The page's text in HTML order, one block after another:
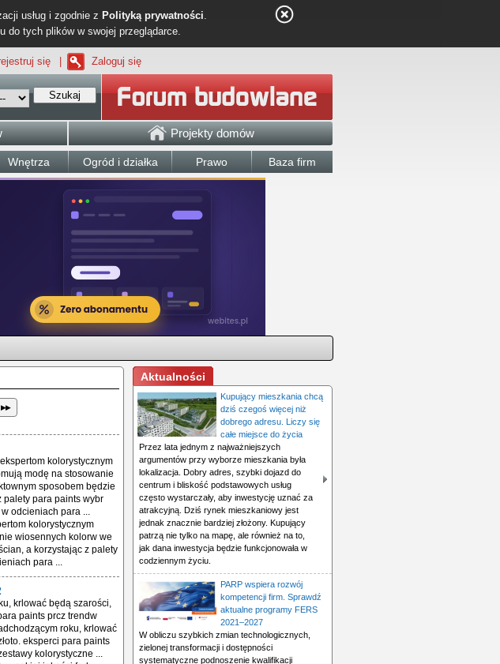
usług i zgodnie z Polityką prywatności.
do tych plików w swojej przeglądarce.
się Zaloguj się
Szukaj
Projekty domów
Wnętrza Ogród i działka Prawo Baza firm
▸▸
kolorystycznym
modę na stosowanie
sposobem będzie
palety para paints wybr
odcieniach para ...
kolorystycznym
wiosennych kolorw we
a korzystając z palety
para ...
krlować będą szarości,
paints prcz trendw
roku, krlować
eksperci para paints
kolorystyczne ...
Aktualności
Kupujący mieszkania chcą
dziś czegoś więcej niż
dobrego adresu. Liczy się
całe miejsce do życia
Przez lata jednym z najważniejszych
argumentów przy wyborze mieszkania była
lokalizacja. Dobry adres, szybki dojazd do
centrum i bliskość podstawowych usług
często wystarczały, aby inwestycję uznać za
atrakcyjną. Dziś rynek mieszkaniowy jest
jednak znacznie bardziej złożony. Kupujący
patrzą nie tylko na mapę, ale również na to,
jak dana inwestycja będzie funkcjonowała w
codziennym życiu.
PARP wspiera rozwój
kompetencji firm. Sprawdź
aktualne programy FERS
2021–2027
W obliczu szybkich zmian technologicznych,
zielonej transformacji i dostępności
systematyczne podnoszenie kwalifikacji